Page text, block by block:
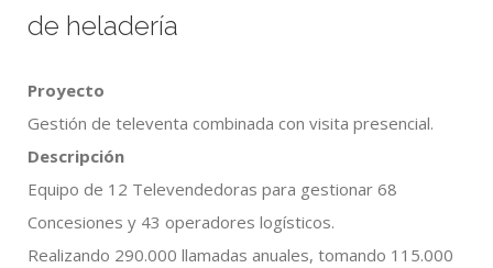
de heladería
Proyecto
Gestión de televenta combinada con visita presencial.
Descripción
Equipo de 12 Televendedoras para gestionar 68
Concesiones y 43 operadores logísticos.
Realizando 290.000 llamadas anuales, tomando 115.000